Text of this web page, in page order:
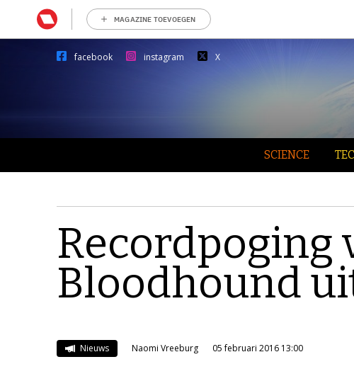
MAGAZINE TOEVOEGEN
facebook instagram X
SCIENCE
Recordpoging
Bloodhound
Nieuws Naomi Vreeburg 05 februari 2016 13:00